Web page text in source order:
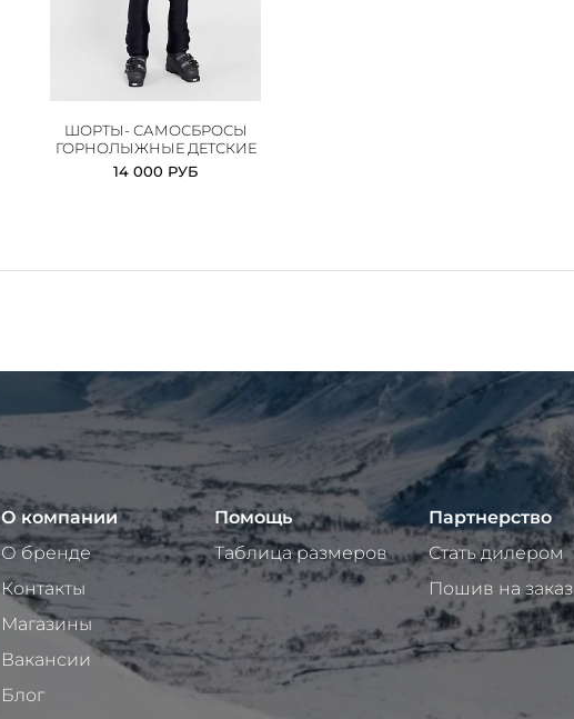
ШОРТЫ- САМОСБРОСЫ
ГОРНОЛЫЖНЫЕ ДЕТСКИЕ
14 000 РУБ
О компании
О бренде
Контакты
Магазины
Вакансии
Блог
Помощь
Таблица размеров
Партнерство
Стать дилером
Пошив на заказ